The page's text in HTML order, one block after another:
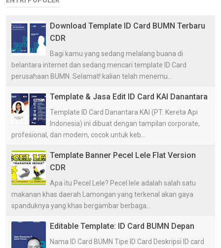
Download Template ID Card BUMN Terbaru
CDR
Bagi kamu yang sedang melalang buana di
belantara internet dan sedang mencari template ID Card
perusahaan BUMN. Selamat! kalian telah menemu...
Template & Jasa Edit ID Card KAI Danantara
Template ID Card Danantara KAI (PT. Kereta Api
Indonesia) ini dibuat dengan tampilan corporate,
profesional, dan modern, cocok untuk keb...
Template Banner Pecel Lele Flat Version
CDR
Apa itu Pecel Lele? Pecel lele adalah salah satu
makanan khas daerah Lamongan yang terkenal akan gaya
spanduknya yang khas bergambar berbaga...
Editable Template: ID Card BUMN Depan
Nama ID Card BUMN Tipe ID Card Deskripsi ID card